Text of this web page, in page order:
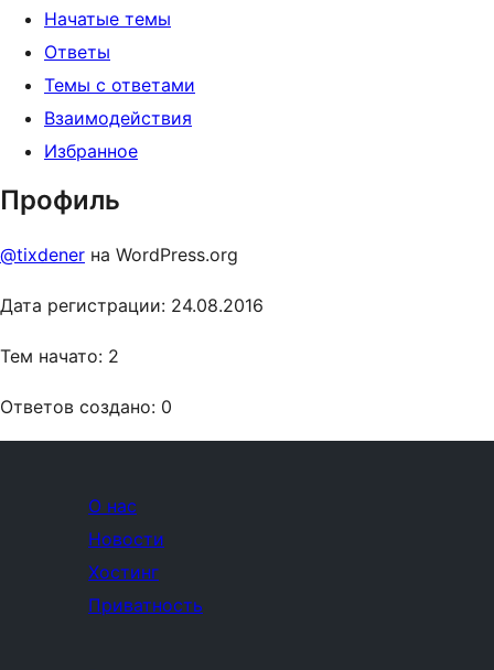
Начатые темы
Ответы
Темы с ответами
Взаимодействия
Избранное
Профиль
@tixdener на WordPress.org
Дата регистрации: 24.08.2016
Тем начато: 2
Ответов создано: 0
О нас
Новости
Хостинг
Приватность